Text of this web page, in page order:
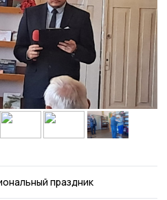
праздник